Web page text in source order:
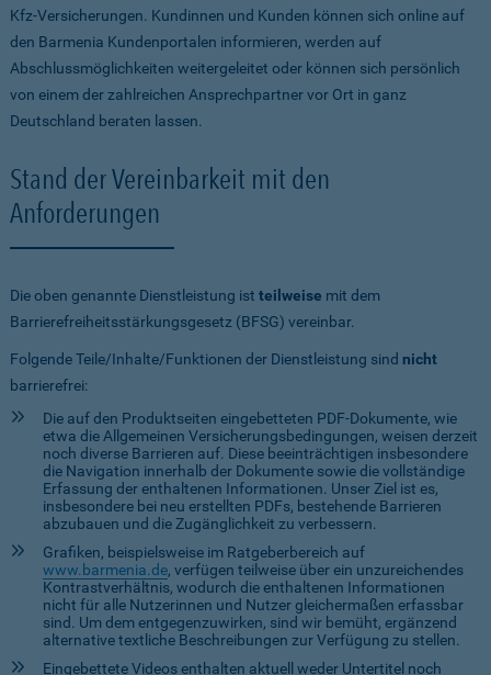
Kfz-Versicherungen. Kundinnen und Kunden können sich online auf
den Barmenia Kundenportalen informieren, werden auf
Abschlussmöglichkeiten weitergeleitet oder können sich persönlich
von einem der zahlreichen Ansprechpartner vor Ort in ganz
Deutschland beraten lassen.
Stand der Vereinbarkeit mit den
Anforderungen
Die oben genannte Dienstleistung ist teilweise mit dem
Barrierefreiheitsstärkungsgesetz (BFSG) vereinbar.
Folgende Teile/Inhalte/Funktionen der Dienstleistung sind nicht
barrierefrei:
Die auf den Produktseiten eingebetteten PDF-Dokumente, wie
etwa die Allgemeinen Versicherungsbedingungen, weisen derzeit
noch diverse Barrieren auf. Diese beeinträchtigen insbesondere
die Navigation innerhalb der Dokumente sowie die vollständige
Erfassung der enthaltenen Informationen. Unser Ziel ist es,
insbesondere bei neu erstellten PDFs, bestehende Barrieren
abzubauen und die Zugänglichkeit zu verbessern.
Grafiken, beispielsweise im Ratgeberbereich auf
www.barmenia.de, verfügen teilweise über ein unzureichendes
Kontrastverhältnis, wodurch die enthaltenen Informationen
nicht für alle Nutzerinnen und Nutzer gleichermaßen erfassbar
sind. Um dem entgegenzuwirken, sind wir bemüht, ergänzend
alternative textliche Beschreibungen zur Verfügung zu stellen.
Eingebettete Videos enthalten aktuell weder Untertitel noch